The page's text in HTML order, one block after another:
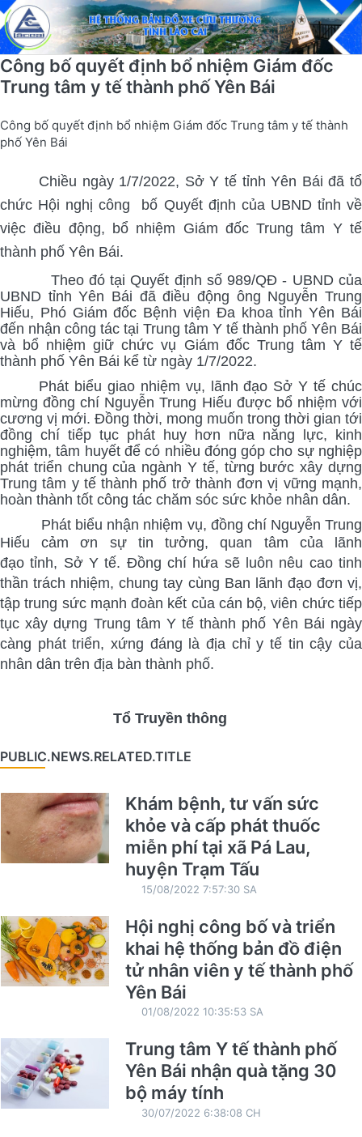
Công bố quyết định bổ nhiệm Giám đốc
Trung tâm y tế thành phố Yên Bái
Công bố quyết định bổ nhiệm Giám đốc Trung tâm y tế thành
phố Yên Bái
Chiều ngày 1/7/2022, Sở Y tế tỉnh Yên Bái đã tổ
chức Hội nghị công bố Quyết định của UBND tỉnh về
việc điều động, bổ nhiệm Giám đốc Trung tâm Y tế
thành phố Yên Bái.
Theo đó tại Quyết định số 989/QĐ - UBND của
UBND tỉnh Yên Bái đã điều động ông Nguyễn Trung
Hiếu, Phó Giám đốc Bệnh viện Đa khoa tỉnh Yên Bái
đến nhận công tác tại Trung tâm Y tế thành phố Yên Bái
và bổ nhiệm giữ chức vụ Giám đốc Trung tâm Y tế
thành phố Yên Bái kể từ ngày 1/7/2022.
Phát biểu giao nhiệm vụ, lãnh đạo Sở Y tế chúc
mừng đồng chí Nguyễn Trung Hiếu được bổ nhiệm với
cương vị mới. Đồng thời, mong muốn trong thời gian tới
đồng chí tiếp tục phát huy hơn nữa năng lực, kinh
nghiệm, tâm huyết để có nhiều đóng góp cho sự nghiệp
phát triển chung của ngành Y tế, từng bước xây dựng
Trung tâm y tế thành phố trở thành đơn vị vững mạnh,
hoàn thành tốt công tác chăm sóc sức khỏe nhân dân.
Phát biểu nhận nhiệm vụ, đồng chí Nguyễn Trung
Hiếu
cảm ơn sự tin tưởng, quan tâm của lãnh
đạotỉnh, Sở Y tế. Đồng chí hứa sẽ luôn nêu cao tinh
thần trách nhiệm, chung tay cùng Ban lãnh đạo đơn vị,
tập trung sức mạnh đoàn kết của cán bộ, viên chức tiếp
tục xây dựng Trung tâm Y tếthành phố Yên Bái ngày
càng phát triển, xứng đáng là địa chỉ y tế tin cậy của
nhân dân trên địa bàn thành phố.
Tổ Truyền thông
PUBLIC.NEWS.RELATED.TITLE
Khám bệnh, tư vấn sức
khỏe và cấp phát thuốc
miễn phí tại xã Pá Lau,
huyện Trạm Tấu
15/08/2022 7:57:30 SA
Hội nghị công bố và triển
khai hệ thống bản đồ điện
tử nhân viên y tế thành phố
Yên Bái
01/08/2022 10:35:53 SA
Trung tâm Y tế thành phố
Yên Bái nhận quà tặng 30
bộ máy tính
30/07/2022 6:38:08 CH